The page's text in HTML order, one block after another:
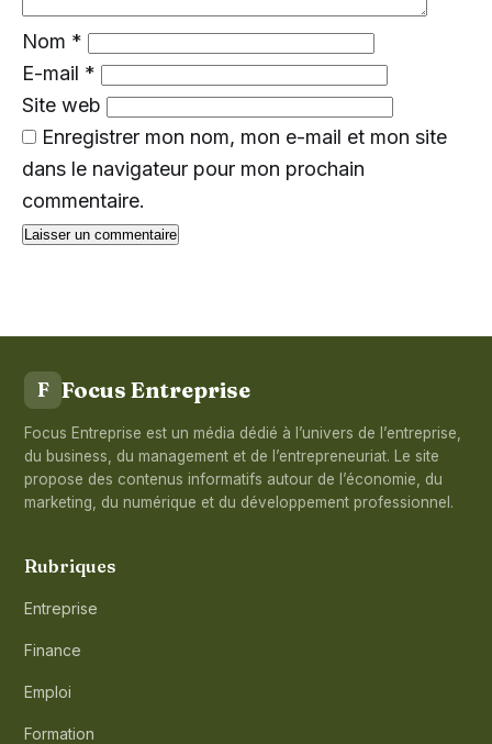
Nom *
E-mail *
Site web
Enregistrer mon nom, mon e-mail et mon site
dans le navigateur pour mon prochain
commentaire.
F Focus Entreprise
Focus Entreprise est un média dédié à l’univers de l’entreprise,
du business, du management et de l’entrepreneuriat. Le site
propose des contenus informatifs autour de l’économie, du
marketing, du numérique et du développement professionnel.
Rubriques
Entreprise
Finance
Emploi
Formation